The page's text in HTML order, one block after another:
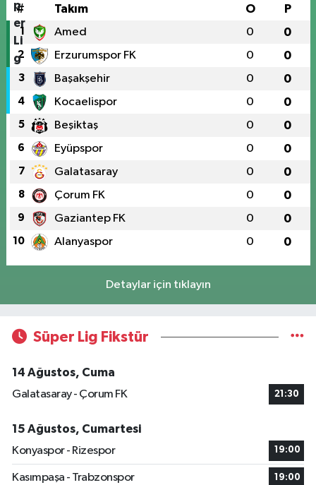
# Takım O P
1 Amed 0 0
2 Erzurumspor FK 0 0
3 Başakşehir 0 0
4 Kocaelispor 0 0
5 Beşiktaş 0 0
6 Eyüpspor 0 0
7 Galatasaray 0 0
8 Çorum FK 0 0
9 Gaziantep FK 0 0
10 Alanyaspor 0 0
Detaylar için tıklayın
Süper Lig Fikstür
14 Ağustos, Cuma
Galatasaray - Çorum FK
21:30
15 Ağustos, Cumartesi
Konyaspor - Rizespor
19:00
Kasımpaşa - Trabzonspor 19:00